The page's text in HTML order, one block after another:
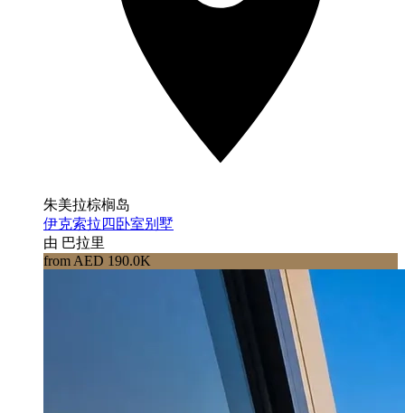
朱美拉棕榈岛
伊克索拉四卧室别墅
由 巴拉里
from AED 190.0K